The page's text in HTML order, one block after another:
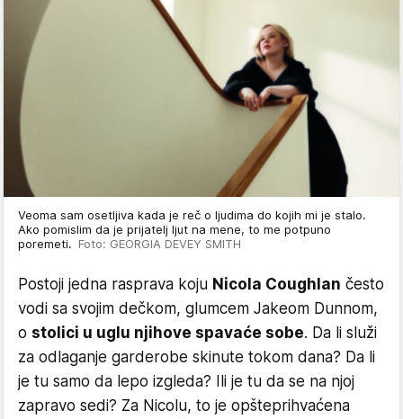
Veoma sam osetljiva kada je reč o ljudima do kojih mi je stalo.
Ako pomislim da je prijatelj ljut na mene, to me potpuno
poremeti. Foto: GEORGIA DEVEY SMITH
Postoji jedna rasprava koju Nicola Coughlan često
vodi sa svojim dečkom, glumcem Jakeom Dunnom,
o stolici u uglu njihove spavaće sobe. Da li služi
za odlaganje garderobe skinute tokom dana? Da li
je tu samo da lepo izgleda? Ili je tu da se na njoj
zapravo sedi? Za Nicolu, to je opšteprihvaćena